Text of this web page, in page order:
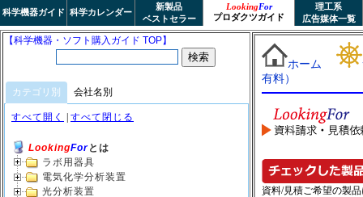
科学機器ガイド 科学カレンダー
新製品
ベストセラー
LookingFor
プロダクツガイド
理工系
広告媒体一覧
【科学機器・ソフト購入ガイド TOP】
カテゴリ別 会社名別